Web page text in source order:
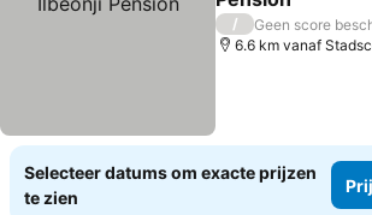
Prijzen bekijken
/
Geen score
6.6 km vanaf
Selecteer datums om exacte prijzen
te zien